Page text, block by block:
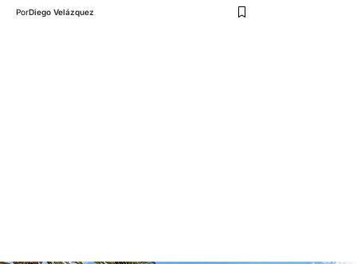
PorDiego Velázquez